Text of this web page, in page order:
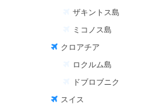
ザキントス島
ミコノス島
クロアチア
ロクルム島
ドブロブニク
スイス